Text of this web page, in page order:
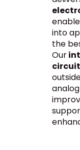
into
the
Our